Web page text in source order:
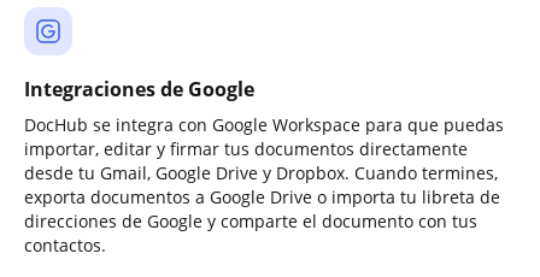
Integraciones de Google
DocHub se integra con Google Workspace para que puedas
importar, editar y firmar tus documentos directamente
desde tu Gmail, Google Drive y Dropbox. Cuando termines,
exporta documentos a Google Drive o importa tu libreta de
direcciones de Google y comparte el documento con tus
contactos.